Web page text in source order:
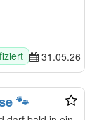
31.05.26
🐾